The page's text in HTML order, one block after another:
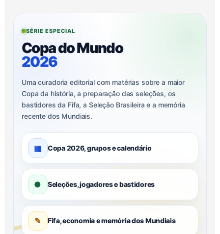
SÉRIE ESPECIAL
Copa do Mundo
2026
Uma curadoria editorial com matérias sobre a maior
Copa da história, a preparação das seleções, os
bastidores da Fifa, a Seleção Brasileira e a memória
recente dos Mundiais.
▦ Copa 2026, grupos e calendário
● Seleções, jogadores e bastidores
✎ Fifa, economia e memória dos Mundiais